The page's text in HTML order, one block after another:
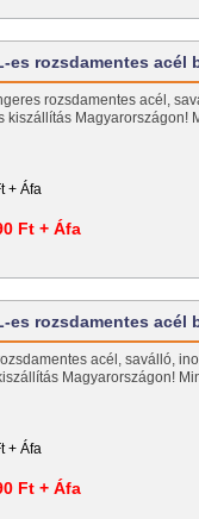
es rozsdamentes
rozsdamentes acél,
kiszállítás
+ Áfa
Ft + Áfa
es rozsdamentes
acél, saválló,
Magyarországon!
+ Áfa
Ft + Áfa